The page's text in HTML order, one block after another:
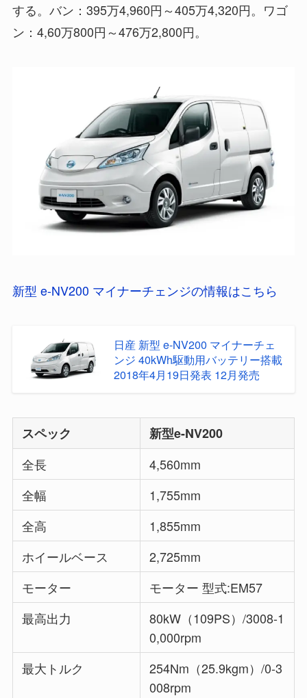
する。バン：395万4,960円～405万4,320円。ワゴ
ン：4,60万800円～476万2,800円。
新型 e-NV200 マイナーチェンジの情報はこちら
日産 新型 e-NV200 マイナーチェ
ンジ 40kWh駆動用バッテリー搭載
2018年4月19日発表 12月発売
スペック
新型e-NV200
全長
4,560mm
全幅
1,755mm
全高
1,855mm
ホイールベース
2,725mm
モーター
モーター 型式:EM57
最高出力
80kW（109PS）/3008-1
0,000rpm
最大トルク
254Nm（25.9kgm）/0-3
008rpm